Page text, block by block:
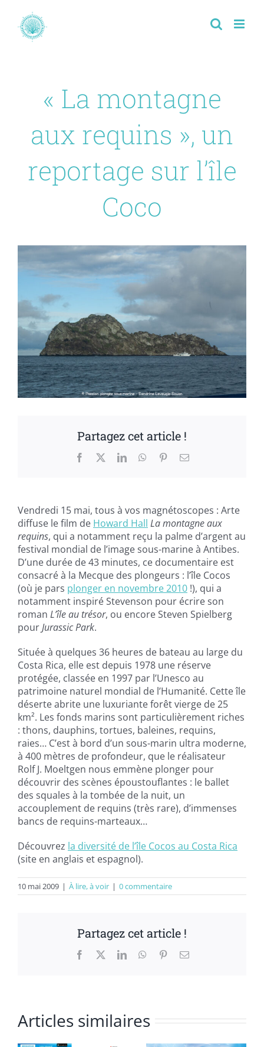
contenu
« La montagne
aux requins », un
reportage sur l’île
Coco
Partagez cet article !
Facebook LinkedInWhatsApp
PinterestEmail
Vendredi 15 mai, tous à vos magnétoscopes : Arte
diffuse le film de Howard Hall La montagne aux
requins, qui a notamment reçu la palme d’argent au
festival mondial de l’image sous-marine à Antibes.
D’une durée de 43 minutes, ce documentaire est
consacré à la Mecque des plongeurs : l’île Cocos
(où je pars plonger en novembre 2010 !), qui a
notamment inspiré Stevenson pour écrire son
roman L’île au trésor, ou encore Steven Spielberg
pourJurassic Park.
Située à quelques 36 heures de bateau au large du
Costa Rica, elle est depuis 1978 une réserve
protégée, classée en 1997 par l’Unesco au
patrimoine naturel mondial de l’Humanité. Cette île
déserte abrite une luxuriante forêt vierge de 25
km². Les fonds marins sont particulièrement riches
: thons, dauphins, tortues, baleines, requins,
raies… C’est à bord d’un sous-marin ultra moderne,
à 400 mètres de profondeur, que le réalisateur
Rolf J. Moeltgen nous emmène plonger pour
découvrir des scènes époustouflantes : le ballet
des squales à la tombée de la nuit, un
accouplement de requins (très rare), d’immenses
bancs de requins-marteaux…
Découvrez la diversité de l’île Cocos au Costa Rica
(site en anglais et espagnol).
10 mai 2009 | À lire, à voir | 0 commentaire
Partagez cet article !
Facebook LinkedInWhatsApp
PinterestEmail
Articles similaires